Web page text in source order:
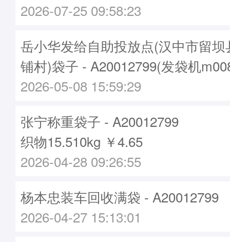
2026-07-25 09:58:23
岳小华发给自助投放点(汉中市留
铺村)袋子 - A20012799(发袋机
2026-05-08 15:59:29
张宁称重袋子 - A20012799
织物15.510kg ￥4.65
2026-04-28 09:26:55
杨本忠装车回收满袋 - A20012799
2026-04-27 15:13:01